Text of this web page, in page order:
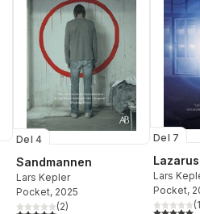
Del 4
Sandmannen
Lars Kepler
Pocket, 2025
(2)
Del 7
Lazarus
Lars
Pocket,
5,0utav 5(1